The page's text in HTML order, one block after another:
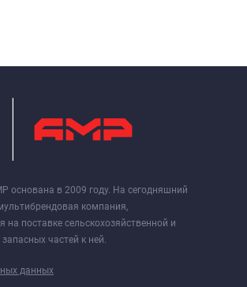
основана в 2009 году. На сегодняшний
компания,
поставке сельскохозяйственной и
частей к ней.
данных